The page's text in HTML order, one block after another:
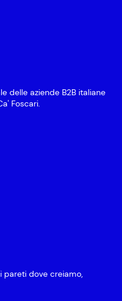
delle aziende B2B italiane
Foscari.
pareti dove creiamo,